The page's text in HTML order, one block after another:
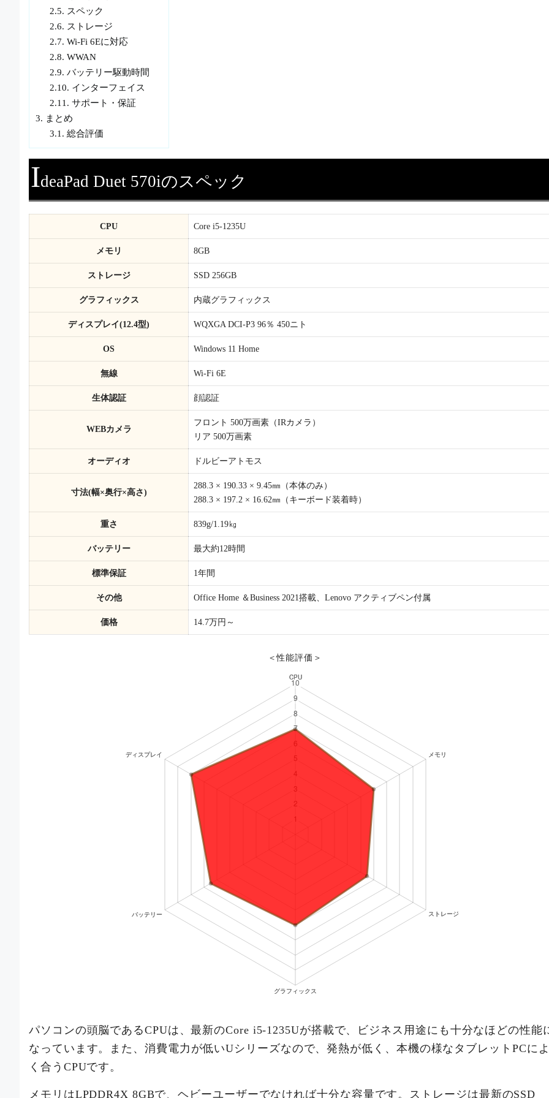
2.5. スペック
2.6. ストレージ
2.7. Wi-Fi 6Eに対応
2.8. WWAN
2.9. バッテリー駆動時間
2.10. インターフェイス
2.11. サポート・保証
3. まとめ
3.1. 総合評価
IdeaPad Duet 570iのスペック
CPU Core i5-1235U
メモリ 8GB
ストレージ SSD 256GB
グラフィックス 内蔵グラフィックス
ディスプレイ(12.4型) WQXGA DCI-P3 96％ 450ニト
OS Windows 11 Home
無線 Wi-Fi 6E
生体認証 顔認証
WEBカメラ
フロント 500万画素（IRカメラ）
リア 500万画素
オーディオ ドルビーアトモス
寸法(幅×奥行×高さ)
288.3 × 190.33 × 9.45㎜（本体のみ）
288.3 × 197.2 × 16.62㎜（キーボード装着時）
重さ 839g/1.19㎏
バッテリー 最大約12時間
標準保証 1年間
その他 Office Home ＆Business 2021搭載、Lenovo アクティブペン付属
価格 14.7万円～
＜性能評価＞
パソコンの頭脳であるCPUは、最新のCore i5-1235Uが搭載で、ビジネス用途にも十分なほどの性能
なっています。また、消費電力が低いUシリーズなので、発熱が低く、本機の様なタブレットPCに
く合うCPUです。
メモリはLPDDR4X 8GBで、ヘビーユーザーでなければ十分な容量です。ストレージは最新のSSD